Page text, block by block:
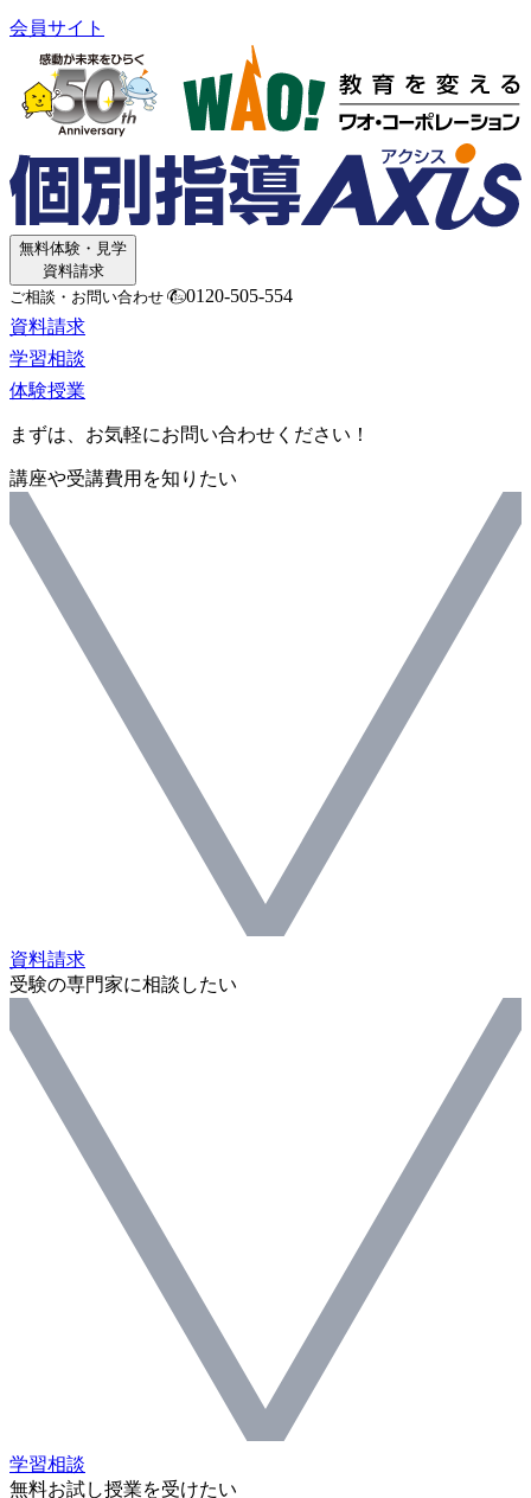
会員サイト
無料体験・見学
資料請求
ご相談・お問い合わせ
0120-505-554
資料請求
学習相談
体験授業
まずは、お気軽にお問い合わせください！
講座や受講費用を知りたい
資料請求
受験の専門家に相談したい
学習相談
無料お試し授業を受けたい